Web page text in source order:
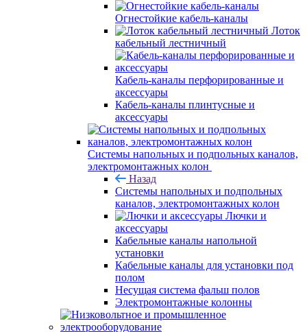
Огнестойкие кабель-каналы
Лоток
кабельный лестничный
Кабель-каналы перфорированные и
аксессуары
Кабель-каналы плинтусные и
аксессуары
Системы напольных и подпольных каналов,
электромонтажных колон
Назад
Системы напольных и подпольных
каналов, электромонтажных колон
Лючки и
аксессуары
Кабельные каналы напольной
установки
Кабельные каналы для установки под
полом
Несущая система фальш полов
Электромонтажные колонны